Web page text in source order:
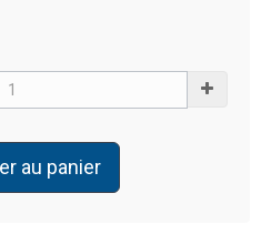
au panier